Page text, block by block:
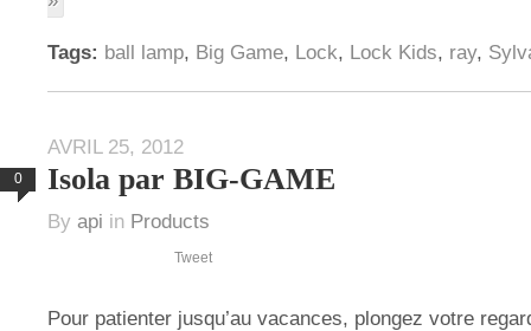
Tags: ball lamp, Big Game, Lock, Lock Kids, ray,
AVRIL 25, 2012
0 Isola par BIG-GAME
By api in Products
Tweet
Pour patienter jusqu’au vacances, plongez votre